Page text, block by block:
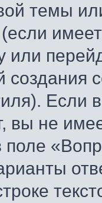
темы
или
Если
вы не
поле